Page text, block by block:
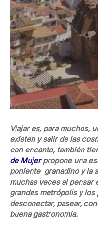
Viajar es, para muchos,
existen y salir de las
con encanto, también
de Mujerpropone una
poniente granadino y la
muchas veces al pensar
grandes metrópolis y los
desconectar, pasear,
buena gastronomía.